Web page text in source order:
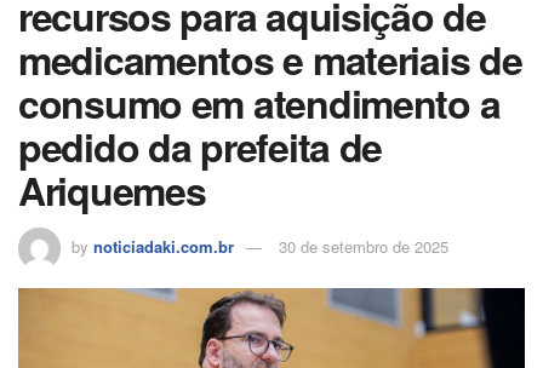
recursos para aquisição de
medicamentos e materiais de
consumo em atendimento a
pedido da prefeita de
Ariquemes
by noticiadaki.com.br 30 de setembro de 2025